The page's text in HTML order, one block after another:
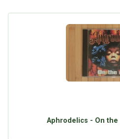
Aphrodelics - On the